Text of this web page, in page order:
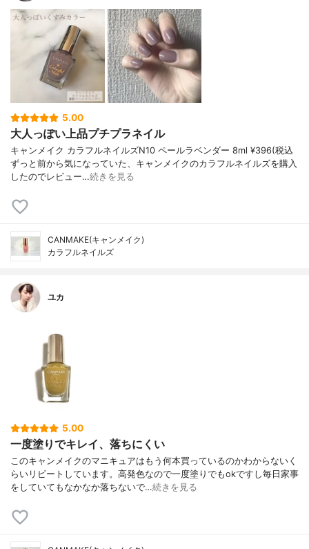
5.00
大人っぽい上品プチプラネイル
キャンメイク カラフルネイルズN10 ペールラベンダー 8ml ¥396(税込
ずっと前から気になっていた、キャンメイクのカラフルネイルズを購入
したのでレビュー…続きを見る
CANMAKE(キャンメイク)
カラフルネイルズ
ユカ
5.00
一度塗りでキレイ、落ちにくい
このキャンメイクのマニキュアはもう何本買っているのかわからないく
らいリピートしています。高発色なので一度塗りでもokですし毎日家事
をしていてもなかなか落ちないで…続きを見る